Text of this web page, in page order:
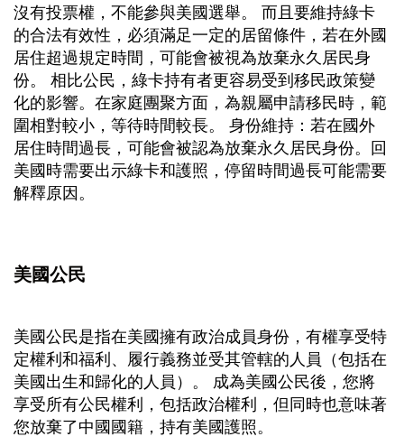
沒有投票權，不能參與美國選舉。 而且要維持綠卡
的合法有效性，必須滿足一定的居留條件，若在外國
居住超過規定時間，可能會被視為放棄永久居民身
份。 相比公民，綠卡持有者更容易受到移民政策變
化的影響。在家庭團聚方面，為親屬申請移民時，範
圍相對較小，等待時間較長。 身份維持：若在國外
居住時間過長，可能會被認為放棄永久居民身份。回
美國時需要出示綠卡和護照，停留時間過長可能需要
解釋原因。
美國公民
美國公民是指在美國擁有政治成員身份，有權享受特
定權利和福利、履行義務並受其管轄的人員（包括在
美國出生和歸化的人員）。 成為美國公民後，您將
享受所有公民權利，包括政治權利，但同時也意味著
您放棄了中國國籍，持有美國護照。